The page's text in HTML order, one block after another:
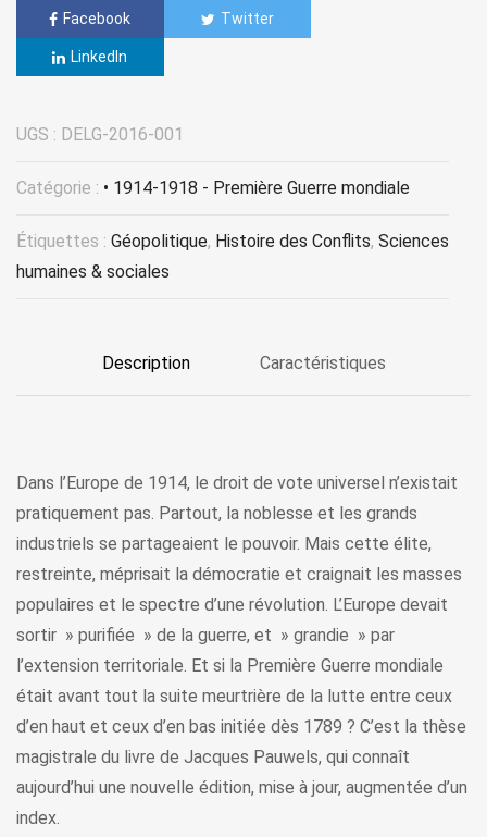
Facebook Twitter
LinkedIn
UGS : DELG-2016-001
Catégorie : • 1914-1918 - Première Guerre mondiale
Étiquettes : Géopolitique, Histoire des Conflits, Sciences
humaines & sociales
Description Caractéristiques
Dans l’Europe de 1914, le droit de vote universel n’existait
pratiquement pas. Partout, la noblesse et les grands
industriels se partageaient le pouvoir. Mais cette élite,
restreinte, méprisait la démocratie et craignait les masses
populaires et le spectre d’une révolution. L’Europe devait
sortir » purifiée » de la guerre, et » grandie » par
l’extension territoriale. Et si la Première Guerre mondiale
était avant tout la suite meurtrière de la lutte entre ceux
d’en haut et ceux d’en bas initiée dès 1789 ? C’est la thèse
magistrale du livre de Jacques Pauwels, qui connaît
aujourd’hui une nouvelle édition, mise à jour, augmentée d’un
index.